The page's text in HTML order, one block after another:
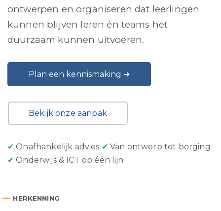
ontwerpen en organiseren dat leerlingen
kunnen blijven leren én teams het
duurzaam kunnen uitvoeren.
Plan een kennismaking ➜
Bekijk onze aanpak
✔ Onafhankelijk advies ✔ Van ontwerp tot borging
✔ Onderwijs & ICT op één lijn
— HERKENNING